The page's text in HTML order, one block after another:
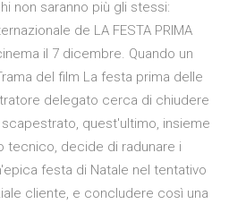
non saranno più gli stessi:
de LA FESTA PRIMA
il 7 dicembre. Quando un
del film La festa prima delle
delegato cerca di chiudere
quest'ultimo, insieme
tecnico, decide di radunare i
festa di Natale nel tentativo
cliente, e concludere così una